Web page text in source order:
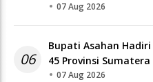
07 Aug 2026
06
Bupati Asahan Hadiri
45 Provinsi
07 Aug 2026